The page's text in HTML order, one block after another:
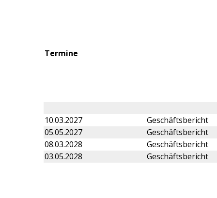
Termine
10.03.2027
Geschäftsbericht
05.05.2027
Geschäftsbericht
08.03.2028
Geschäftsbericht
03.05.2028
Geschäftsbericht